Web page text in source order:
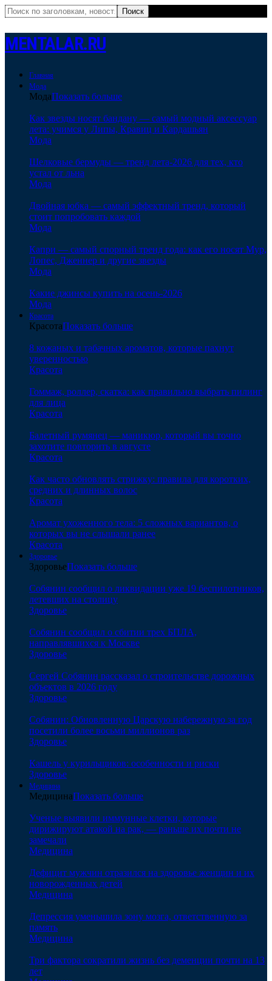
MENTALAR.RU
Главная
Мода
МодаПоказать больше
Как звезды носят бандану — самый модный аксессуар
лета: учимся у Липы, Кравиц и Кардашьян
Мода
Шелковые бермуды — тренд лета-2026 для тех, кто
устал от льна
Мода
Двойная юбка — самый эффектный тренд, который
стоит попробовать каждой
Мода
Капри — самый спорный тренд года: как его носят Мур,
Лопес, Дженнер и другие звезды
Мода
Какие джинсы купить на осень-2026
Мода
Красота
КрасотаПоказать больше
8 кожаных и табачных ароматов, которые пахнут
уверенностью
Красота
Гоммаж, роллер, скатка: как правильно выбрать пилинг
для лица
Красота
Балетный румянец — маникюр, который вы точно
захотите повторить в августе
Красота
Как часто обновлять стрижку: правила для коротких,
средних и длинных волос
Красота
Аромат ухоженного тела: 5 сложных вариантов, о
которых вы не слышали ранее
Красота
Здоровье
ЗдоровьеПоказать больше
Собянин сообщил о ликвидации уже 19 беспилотников,
летевших на столицу
Здоровье
Собянин сообщил о сбитии трех БПЛА,
направлявшихся к Москве
Здоровье
Сергей Собянин рассказал о строительстве дорожных
объектов в 2026 году
Здоровье
Собянин: Обновленную Царскую набережную за год
посетили более восьми миллионов раз
Здоровье
Кашель у курильщиков: особенности и риски
Здоровье
Медицина
МедицинаПоказать больше
Ученые выявили иммунные клетки, которые
дирижируют атакой на рак, — раньше их почти не
замечали
Медицина
Дефицит мужчин отразился на здоровье женщин и их
новорожденных детей
Медицина
Депрессия уменьшила зону мозга, ответственную за
память
Медицина
Три фактора сократили жизнь без деменции почти на 13
лет